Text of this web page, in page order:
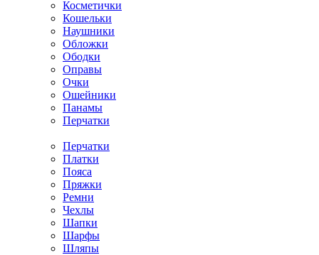
Косметички
Кошельки
Наушники
Обложки
Ободки
Оправы
Очки
Ошейники
Панамы
Перчатки
Перчатки
Платки
Пояса
Пряжки
Ремни
Чехлы
Шапки
Шарфы
Шляпы